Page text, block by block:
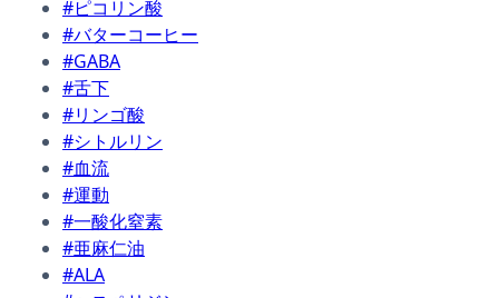
#ピコリン酸
#バターコーヒー
#GABA
#舌下
#リンゴ酸
#シトルリン
#血流
#運動
#一酸化窒素
#亜麻仁油
#ALA